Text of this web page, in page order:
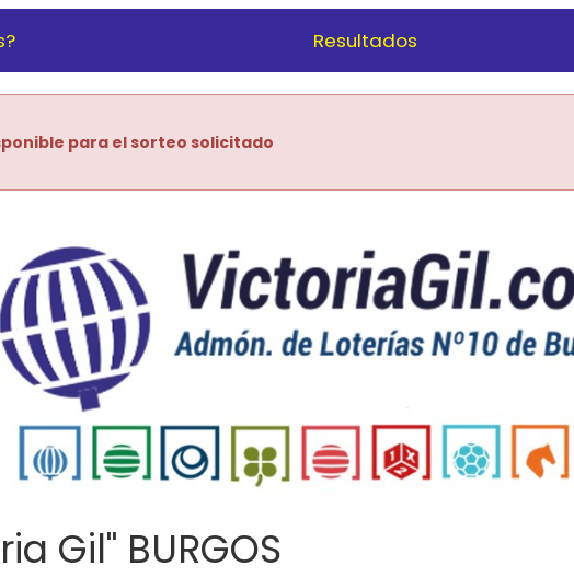
Resultados
para el sorteo solicitado
Gil" BURGOS